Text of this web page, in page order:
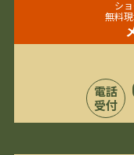
シ
無料
電話
受付